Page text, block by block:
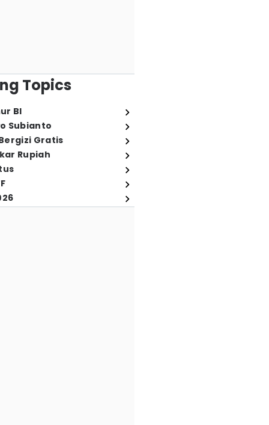
Topics
BI
Subianto
Gratis
Rupiah